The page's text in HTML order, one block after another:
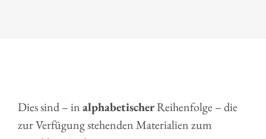
Dies sind – inalphabetischerReihenfolge – die
zur Verfügung stehenden Materialien zum